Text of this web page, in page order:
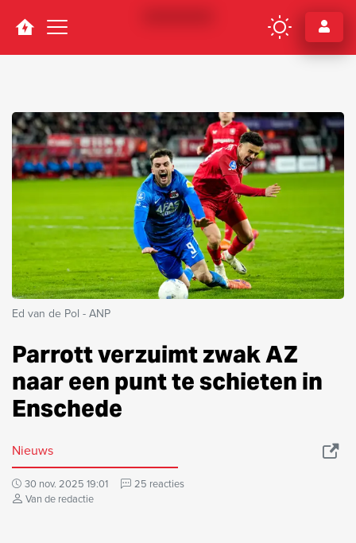
Navigation
Ed van de Pol - ANP
Parrott verzuimt zwak AZ
naar een punt te schieten in
Enschede
Nieuws
30 nov. 2025 19:01
25 reacties
Van de redactie